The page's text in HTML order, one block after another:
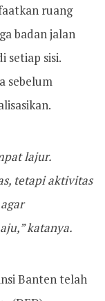
ruang
badan jalan
setiap sisi.
sebelum
lajur.
tetapi aktivitas
katanya.
Banten telah